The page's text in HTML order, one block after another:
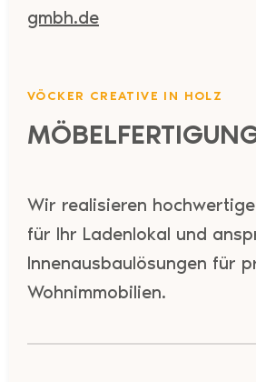
gmbh.de
VÖCKER CREATIVE IN HOLZ
Wir realisieren
für Ihr Ladenlokal und
Innenausbaulösungen für
Wohnimmobilien.